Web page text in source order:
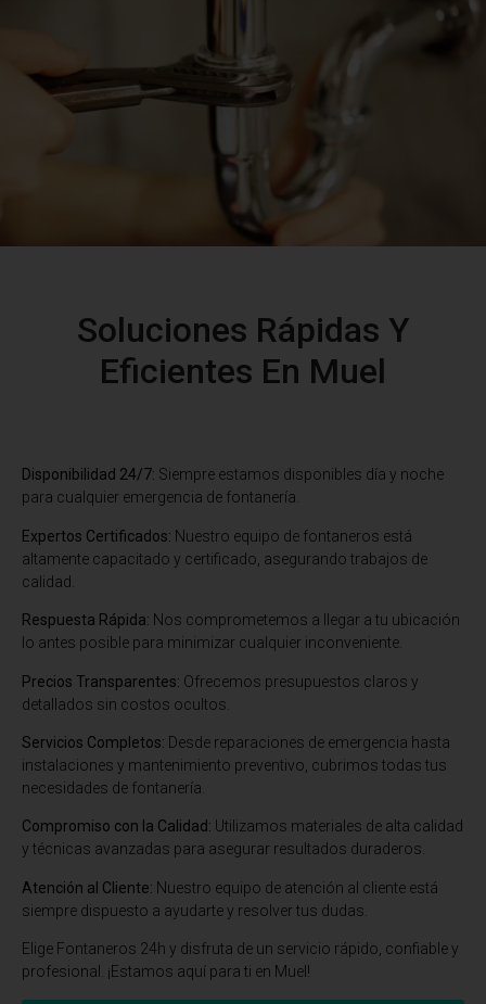
Soluciones Rápidas Y
Eficientes En Muel
Disponibilidad 24/7: Siempre estamos disponibles día y noche
para cualquier emergencia de fontanería.
Expertos Certificados: Nuestro equipo de fontaneros está
altamente capacitado y certificado, asegurando trabajos de
calidad.
Respuesta Rápida: Nos comprometemos a llegar a tu ubicación
lo antes posible para minimizar cualquier inconveniente.
Precios Transparentes: Ofrecemos presupuestos claros y
detallados sin costos ocultos.
Servicios Completos: Desde reparaciones de emergencia hasta
instalaciones y mantenimiento preventivo, cubrimos todas tus
necesidades de fontanería.
Compromiso con la Calidad: Utilizamos materiales de alta calidad
y técnicas avanzadas para asegurar resultados duraderos.
Atención al Cliente: Nuestro equipo de atención al cliente está
siempre dispuesto a ayudarte y resolver tus dudas.
Elige Fontaneros 24h y disfruta de un servicio rápido, confiable y
profesional. ¡Estamos aquí para ti en Muel!